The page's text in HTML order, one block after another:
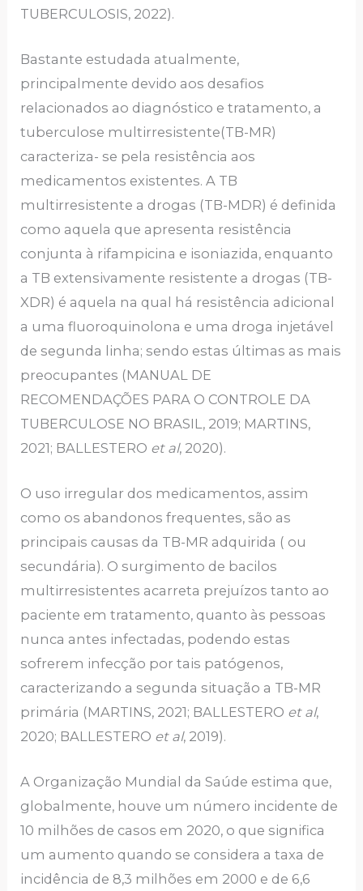
TUBERCULOSIS, 2022).
Bastante estudada atualmente,
principalmente devido aos desafios
relacionados ao diagnóstico e tratamento, a
tuberculose multirresistente(TB-MR)
caracteriza- se pela resistência aos
medicamentos existentes. A TB
multirresistente a drogas (TB-MDR) é definida
como aquela que apresenta resistência
conjunta à rifampicina e isoniazida, enquanto
a TB extensivamente resistente a drogas (TB-
XDR) é aquela na qual há resistência adicional
a uma fluoroquinolona e uma droga injetável
de segunda linha; sendo estas últimas as mais
preocupantes (MANUAL DE
RECOMENDAÇÕES PARA O CONTROLE DA
TUBERCULOSE NO BRASIL, 2019; MARTINS,
2021; BALLESTERO et al, 2020).
O uso irregular dos medicamentos, assim
como os abandonos frequentes, são as
principais causas da TB-MR adquirida ( ou
secundária). O surgimento de bacilos
multirresistentes acarreta prejuízos tanto ao
paciente em tratamento, quanto às pessoas
nunca antes infectadas, podendo estas
sofrerem infecção por tais patógenos,
caracterizando a segunda situação a TB-MR
primária (MARTINS, 2021; BALLESTERO et al,
2020; BALLESTERO et al, 2019).
A Organização Mundial da Saúde estima que,
globalmente, houve um número incidente de
10 milhões de casos em 2020, o que significa
um aumento quando se considera a taxa de
incidência de 8,3 milhões em 2000 e de 6,6